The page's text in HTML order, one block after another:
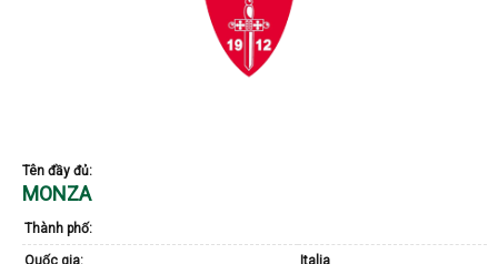
Tên đầy đủ:
MONZA
Thành phố:
Quốc gia: Italia